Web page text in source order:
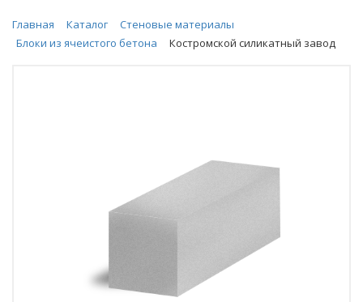
Главная Каталог
Стеновые материалы
Блоки из ячеистого бетона
Костромской силикатный завод